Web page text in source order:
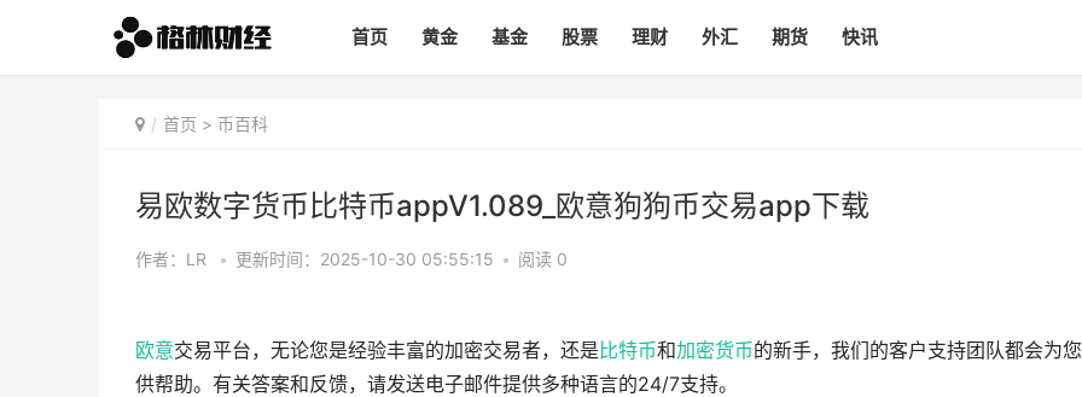
首页 黄金 基金 股票 理财 外汇 期货 快讯
首页 > 币百科
易欧数字货币比特币appV1.089_欧意狗狗币交易app下载
作者：LR • 更新时间：2025-10-30 05:55:15 • 阅读 0
欧意交易平台，无论您是经验丰富的加密交易者，还是 比特币和加密货币的新手，我们的客户支持团队都会为
供帮助。有关答案和反馈，请发送电子邮件提供多种语言的24/7支持。